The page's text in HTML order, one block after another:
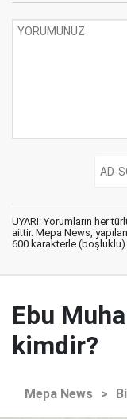
UYARI: Yorumların her
aittir. Mepa News,
600 karakterle (boşluklu)
Ebu
kimdir?
Mepa News >